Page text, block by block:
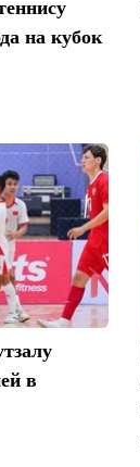
на кубок
в